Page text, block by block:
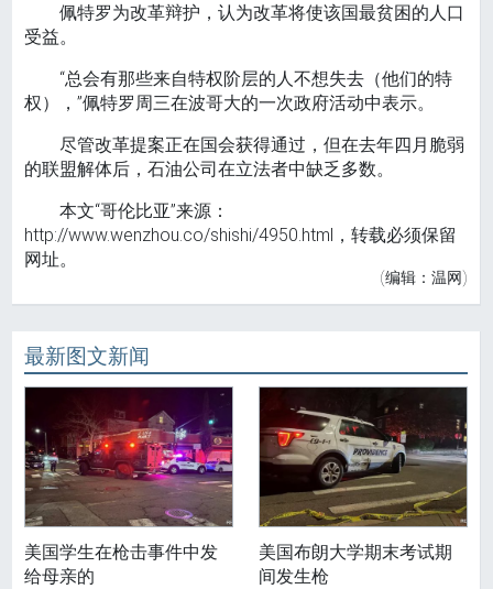
佩特罗为改革辩护，认为改革将使该国最贫困的人口
受益。
“总会有那些来自特权阶层的人不想失去（他们的特
权），”佩特罗周三在波哥大的一次政府活动中表示。
尽管改革提案正在国会获得通过，但在去年四月脆弱
的联盟解体后，石油公司在立法者中缺乏多数。
本文“哥伦比亚”来源：
http://www.wenzhou.co/shishi/4950.html，转载必须保留
网址。
(编辑：温网)
最新图文新闻
美国学生在枪击事件中发
给母亲的
美国布朗大学期末考试期
间发生枪